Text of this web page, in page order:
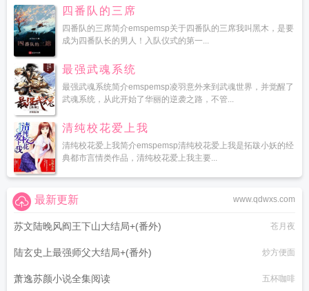
四番队的三席
四番队的三席简介emspemsp关于四番队的三席我叫黑木，是要
成为四番队长的男人！入队仪式的第一...
最强武魂系统
最强武魂系统简介emspemsp凌羽意外来到武魂世界，并觉醒了
武魂系统，从此开始了华丽的逆袭之路，不管...
清纯校花爱上我
清纯校花爱上我简介emspemsp清纯校花爱上我是拓跋小妖的经
典都市言情类作品，清纯校花爱上我主要...
www.qdwxs.com
最新更新
苏文陆晚风阎王下山大结局+(番外) 苍月夜
陆玄史上最强师父大结局+(番外) 炒方便面
萧逸苏颜小说全集阅读 五杯咖啡